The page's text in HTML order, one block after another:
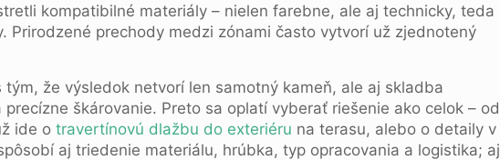
kompatibilné materiály – nielen farebne, ale aj technicky, teda
Prirodzené prechody medzi zónami často vytvorí už zjednotený
že výsledok netvorí len samotný kameň, ale aj skladba
škárovanie. Preto sa oplatí vyberať riešenie ako celok – od
ide o travertínovú dlažbu do exteriéru na terasu, alebo o detaily v
aj triedenie materiálu, hrúbka, typ opracovania a logistika; aj